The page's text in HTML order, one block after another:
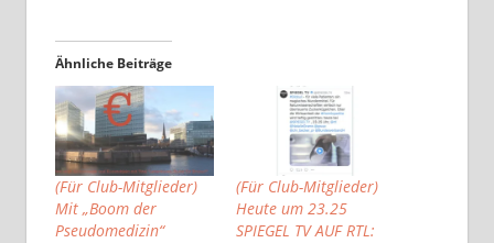
Ähnliche Beiträge
(Für Club-Mitglieder)
Mit „Boom der
Pseudomedizin“
(Für Club-Mitglieder)
Heute um 23.25
SPIEGEL TV AUF RTL: